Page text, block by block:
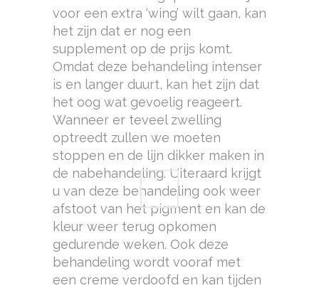
voor een extra ‘wing’ wilt gaan, kan
het zijn dat er nog een
supplement op de prijs komt.
Omdat deze behandeling intenser
is en langer duurt, kan het zijn dat
het oog wat gevoelig reageert.
Wanneer er teveel zwelling
optreedt zullen we moeten
stoppen en de lijn dikker maken in
de nabehandeling. Uiteraard krijgt
u van deze behandeling ook weer
afstoot van het pigment en kan de
kleur weer terug opkomen
gedurende weken. Ook deze
behandeling wordt vooraf met
een creme verdoofd en kan tijden